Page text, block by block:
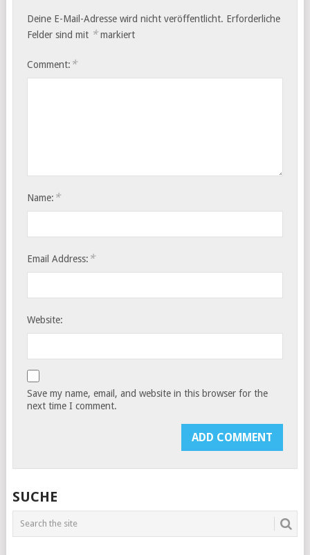
Deine E-Mail-Adresse wird nicht veröffentlicht. Erforderliche
Felder sind mit *markiert
Comment: *
Name: *
Email Address: *
Website:
Save my name, email, and website in this browser for the
next time I comment.
SUCHE